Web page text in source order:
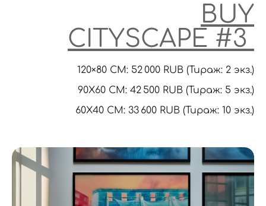
BUY
CITYSCAPE #3
120×80 CM: 52 000 RUB (Тираж: 2 экз.)
90X60 CM: 42 500 RUB (Тираж: 5 экз.)
60Х40 СМ: 33 600 RUB (Тираж: 10 экз.)